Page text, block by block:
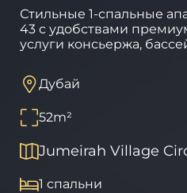
Стильные 1-спальные
43 с удобствами
услуги консьержа,
Дубай
52m²
Jumeirah Village
1 спальни